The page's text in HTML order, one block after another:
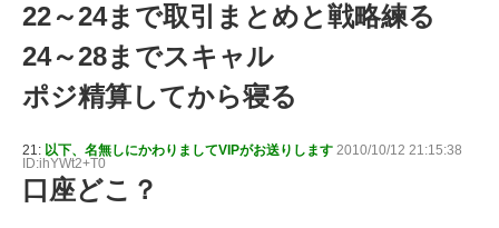
22～24まで取引まとめと戦略練る
24～28までスキャル
ポジ精算してから寝る
21: 以下、名無しにかわりましてVIPがお送りします 2010/10/12 21:15:38
ID:ihYWt2+T0
口座どこ？